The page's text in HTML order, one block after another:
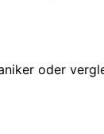
oder